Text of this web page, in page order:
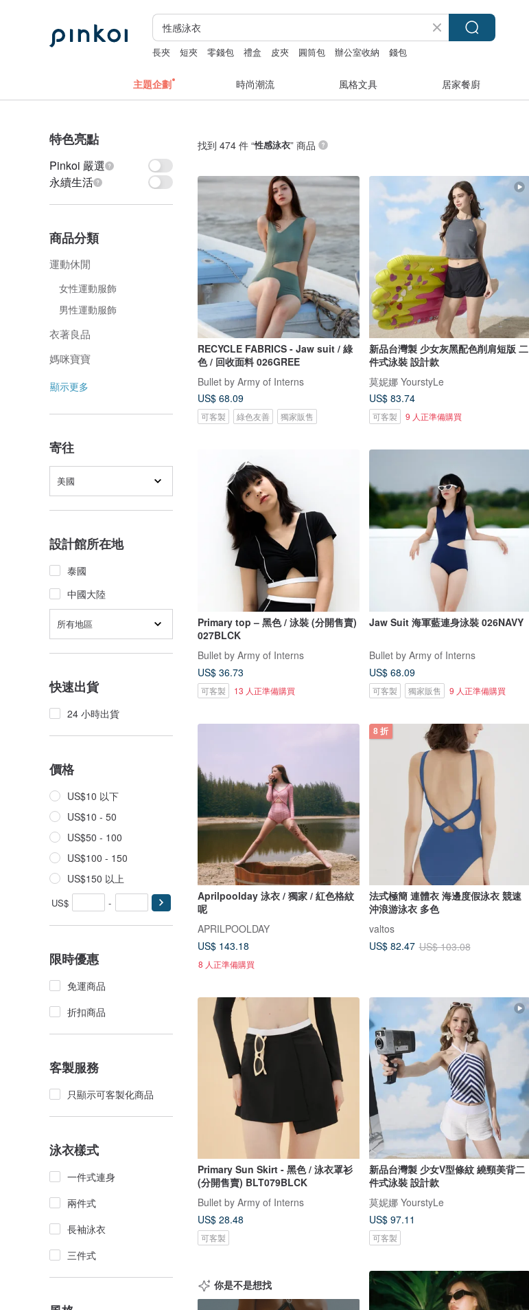
長夾 短夾 零錢包 禮盒 皮夾 圓筒包 辦公室收納 錢包
主題企劃 時尚潮流 風格文具 居家餐廚
特色亮點
Pinkoi 嚴選
永續生活
商品分類
運動休閒
女性運動服飾
男性運動服飾
衣著良品
媽咪寶寶
顯示更多
寄往
美國
設計館所在地
泰國
中國大陸
所有地區
快速出貨
24 小時出貨
價格
US$10 以下
US$10 - 50
US$50 - 100
US$100 - 150
US$150 以上
US$ -
限時優惠
免運商品
折扣商品
客製服務
只顯示可客製化商品
泳衣樣式
一件式連身
兩件式
長袖泳衣
三件式
找到 474 件 “性感泳衣” 商品
RECYCLE FABRICS - Jaw suit / 綠
色 / 回收面料 026GREE
Bullet by Army of Interns
US$ 68.09
可客製 綠色友善 獨家販售
新品台灣製 少女灰黑配色削肩短版 二
件式泳裝 設計款
莫妮娜 YourstyLe
US$ 83.74
可客製 9 人正準備購買
Primary top – 黑色 / 泳裝 (分開售賣)
027BLCK
Bullet by Army of Interns
US$ 36.73
可客製 13 人正準備購買
Jaw Suit 海軍藍連身泳裝 026NAVY
Bullet by Army of Interns
US$ 68.09
可客製 獨家販售 9 人正準備購買
Aprilpoolday 泳衣 / 獨家 / 紅色格紋
呢
APRILPOOLDAY
US$ 143.18
8 人正準備購買
8 折
法式極簡 連體衣 海邊度假泳衣 競速
沖浪游泳衣 多色
valtos
US$ 82.47 US$ 103.08
Primary Sun Skirt - 黑色 / 泳衣罩衫
(分開售賣) BLT079BLCK
Bullet by Army of Interns
US$ 28.48
可客製
新品台灣製 少女V型條紋 繞頸美背二
件式泳裝 設計款
莫妮娜 YourstyLe
US$ 97.11
可客製
你是不是想找